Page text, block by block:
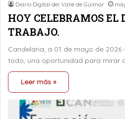
Diario Digital del Valle de Güímar
HOY CELEBRAMOS EL
TRABAJO.
Candelaria, a 01 de mayo de
todo, una oportunidad para mirar
Leer más »